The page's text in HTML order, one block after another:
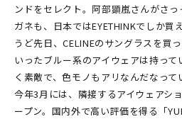
ンドをセレクト。阿部顕嵐さんがさ
ガネも、日本ではEYETHINKでしか買
うど先日、CELINEのサングラスを買
いったブルー系のアイウェアは持っ
く素敵で、色モノもアリなんだなって
今年3月には、隣接するアイウェアシ
ープン。国内外で高い評価を得る「